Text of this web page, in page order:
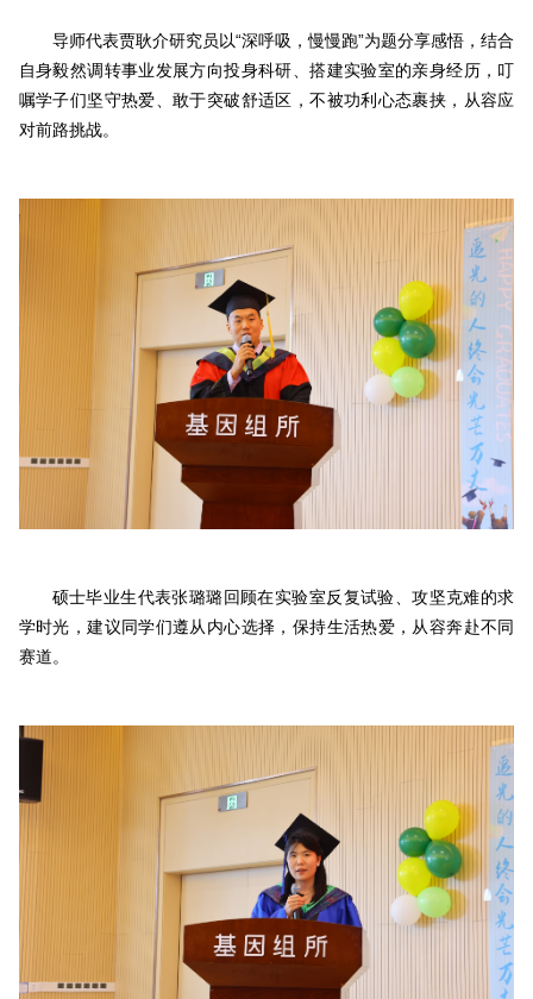
导师代表贾耿介研究员以“深呼吸，慢慢跑”为题分享感悟，结合
自身毅然调转事业发展方向投身科研、搭建实验室的亲身经历，叮
嘱学子们坚守热爱、敢于突破舒适区，不被功利心态裹挟，从容应
对前路挑战。
硕士毕业生代表张璐璐回顾在实验室反复试验、攻坚克难的求
学时光，建议同学们遵从内心选择，保持生活热爱，从容奔赴不同
赛道。